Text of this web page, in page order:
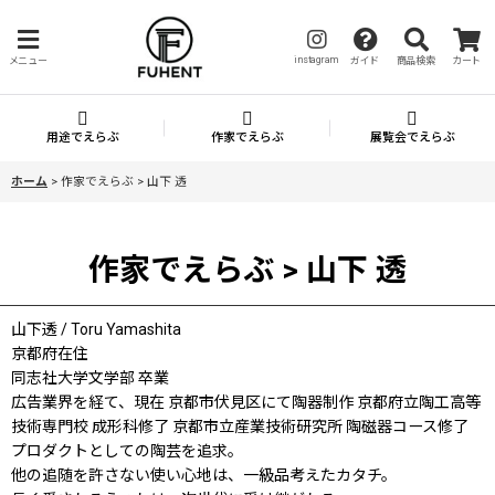
メニュー instagram ガイド 商品検索 カート
用途でえらぶ 作家でえらぶ 展覧会でえらぶ
ホーム > 作家でえらぶ > 山下 透
作家でえらぶ > 山下 透
山下透 / Toru Yamashita
京都府在住
同志社大学文学部 卒業
広告業界を経て、現在 京都市伏見区にて陶器制作 京都府立陶工高等
技術専門校 成形科修了 京都市立産業技術研究所 陶磁器コース修了
プロダクトとしての陶芸を追求。
他の追随を許さない使い心地は、一級品考えたカタチ。